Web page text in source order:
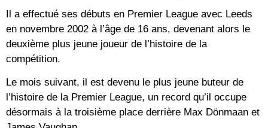
Il a effectué ses débuts en Premier League avec Leeds
en novembre 2002 à l’âge de 16 ans, devenant alors le
deuxième plus jeune joueur de l’histoire de la
compétition.
Le mois suivant, il est devenu le plus jeune buteur de
l’histoire de la Premier League, un record qu’il occupe
désormais à la troisième place derrière Max Dönmaan et